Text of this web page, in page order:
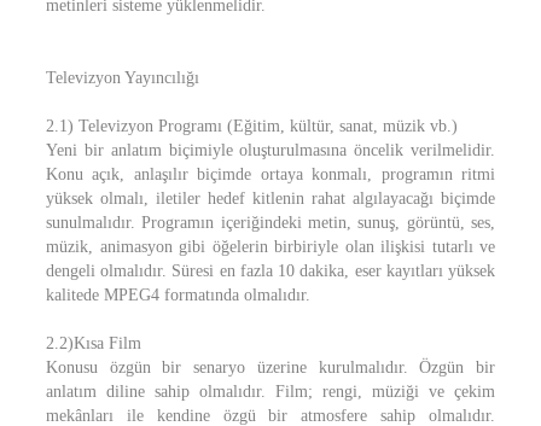
metinleri sisteme yüklenmelidir.
Televizyon Yayıncılığı
2.1) Televizyon Programı (Eğitim, kültür, sanat, müzik vb.)
Yeni bir anlatım biçimiyle oluşturulmasına öncelik verilmelidir.
Konu açık, anlaşılır biçimde ortaya konmalı, programın ritmi
yüksek olmalı, iletiler hedef kitlenin rahat algılayacağı biçimde
sunulmalıdır. Programın içeriğindeki metin, sunuş, görüntü, ses,
müzik, animasyon gibi öğelerin birbiriyle olan ilişkisi tutarlı ve
dengeli olmalıdır. Süresi en fazla 10 dakika, eser kayıtları yüksek
kalitede MPEG4 formatında olmalıdır.
2.2)Kısa Film
Konusu özgün bir senaryo üzerine kurulmalıdır. Özgün bir
anlatım diline sahip olmalıdır. Film; rengi, müziği ve çekim
mekânları ile kendine özgü bir atmosfere sahip olmalıdır.